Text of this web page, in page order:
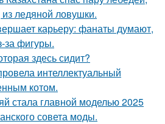
ледяной ловушки.
карьеру: фанаты думают,
за фигуры.
здесь сидит?
интеллектуальный
котом.
стала главной моделью 2025
совета моды.